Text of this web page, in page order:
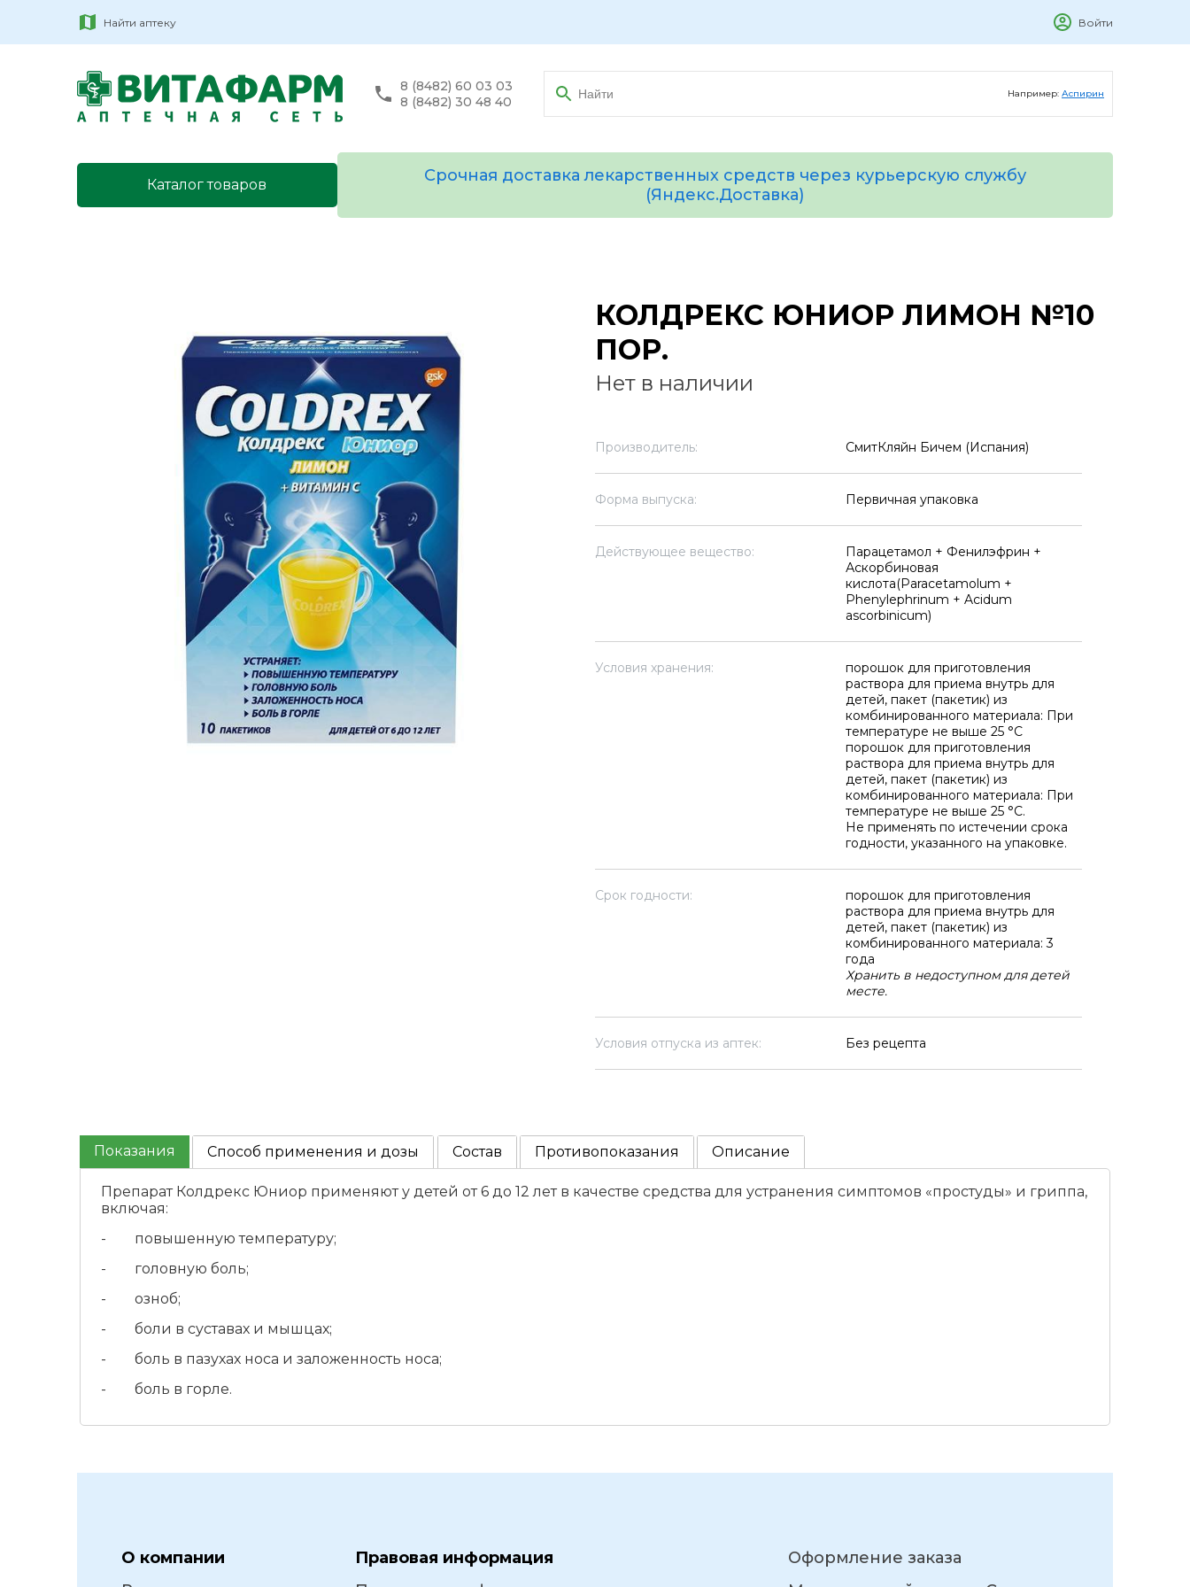
Найти аптеку Войти
8 (8482) 60 03 03
8 (8482) 30 48 40
Например: Аспирин
Каталог товаров
Срочная доставка лекарственных средств через курьерскую службу
(Яндекс.Доставка)
КОЛДРЕКС ЮНИОР ЛИМОН №10
ПОР.
Нет в наличии
Производитель: СмитКляйн Бичем (Испания)
Форма выпуска: Первичная упаковка
Действующее вещество:
Парацетамол + Фенилэфрин +
Аскорбиновая
кислота(Paracetamolum +
Phenylephrinum + Acidum
ascorbinicum)
Условия хранения:
порошок для приготовления
раствора для приема внутрь для
детей, пакет (пакетик) из
комбинированного материала: При
температуре не выше 25 °C
порошок для приготовления
раствора для приема внутрь для
детей, пакет (пакетик) из
комбинированного материала: При
температуре не выше 25 °C.
Не применять по истечении срока
годности, указанного на упаковке.
Срок годности:
порошок для приготовления
раствора для приема внутрь для
детей, пакет (пакетик) из
комбинированного материала: 3
года
Хранить в недоступном для детей
месте.
Условия отпуска из аптек: Без рецепта
Показания Способ применения и дозы Состав Противопоказания Описание
Препарат Колдрекс Юниор применяют у детей от 6 до 12 лет в качестве средства для устранения симптомов «простуды» и гриппа,
включая:
- повышенную температуру;
- головную боль;
- озноб;
- боли в суставах и мышцах;
- боль в пазухах носа и заложенность носа;
- боль в горле.
О компании
Правовая информация
Оформление заказа